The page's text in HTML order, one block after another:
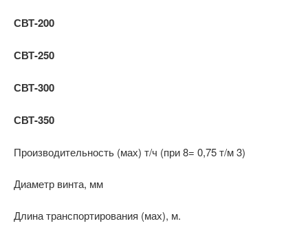
СВТ-200
СВТ-250
СВТ-300
СВТ-350
Производительность (мах) т/ч (при 8= 0,75 т/м 3)
Диаметр винта, мм
Длина транспортирования (мах), м.